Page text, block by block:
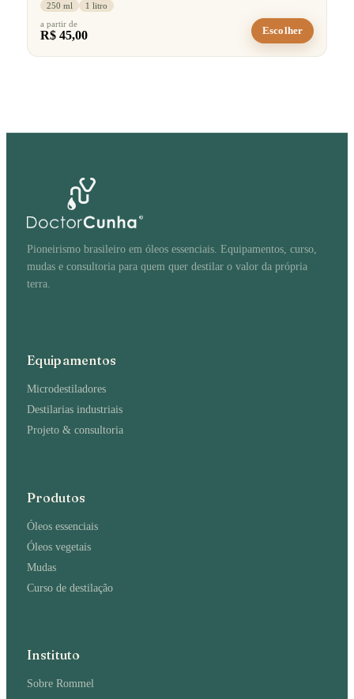
250 ml
1 litro
a partir de
R$ 45,00 Escolher
Pioneirismo brasileiro em óleos essenciais. Equipamentos, curso,
mudas e consultoria para quem quer destilar o valor da própria
terra.
Equipamentos
Microdestiladores
Destilarias industriais
Projeto & consultoria
Produtos
Óleos essenciais
Óleos vegetais
Mudas
Curso de destilação
Instituto
Sobre Rommel